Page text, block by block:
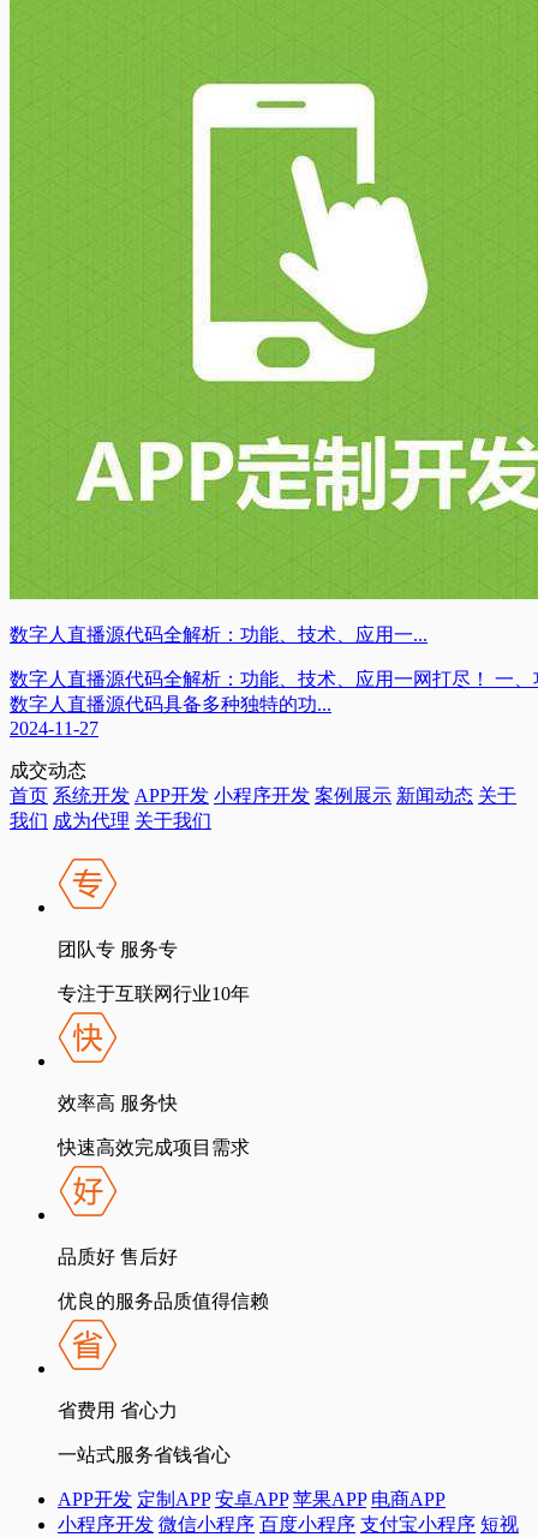
数字人直播源代码全解析：功能、技术、应用一...
数字人直播源代码全解析：功能、技术、应用一网打尽！ 一
数字人直播源代码具备多种独特的功...
2024-11-27
成交动态
首页 系统开发 APP开发 小程序开发 案例展示 新闻动态 关于
我们 成为代理 关于我们
团队专 服务专
专注于互联网行业10年
效率高 服务快
快速高效完成项目需求
品质好 售后好
优良的服务品质值得信赖
省费用 省心力
一站式服务省钱省心
APP开发 定制APP 安卓APP 苹果APP 电商APP
小程序开发 微信小程序 百度小程序 支付宝小程序 短视